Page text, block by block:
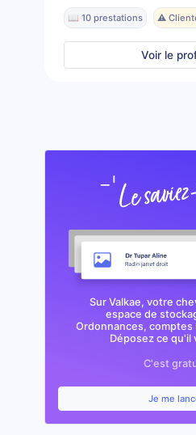
📖 10 prestations ⚠️
Voir le
Sur Valkae, votre
espace de
Ordonnances,
Déposez ce qu'il
C'est
Je me